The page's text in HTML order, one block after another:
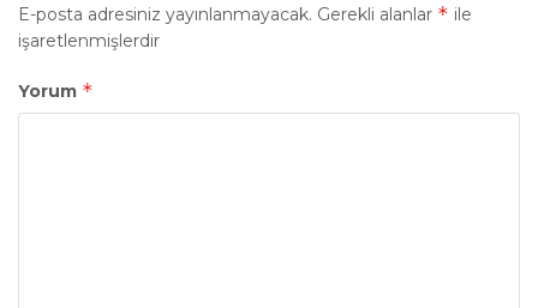
E-posta adresiniz yayınlanmayacak. Gerekli alanlar * ile
işaretlenmişlerdir
Yorum *